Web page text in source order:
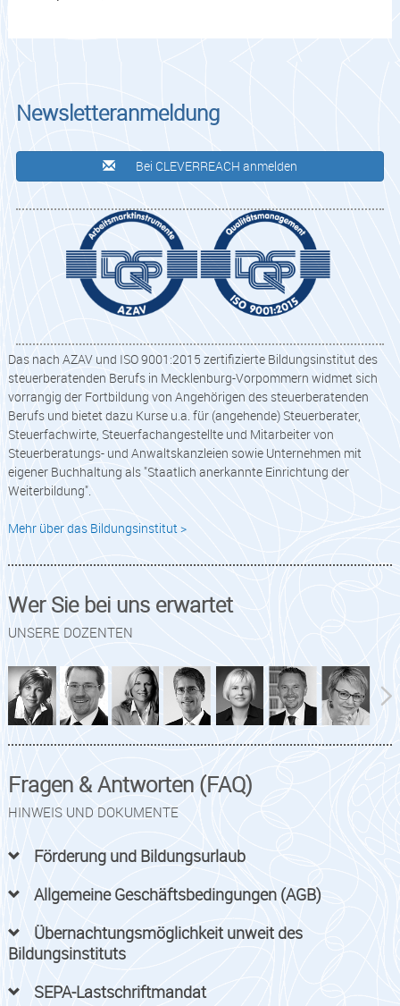
Newsletteranmeldung
Bei CLEVERREACH anmelden
Das nach AZAV und ISO 9001:2015 zertifizierte Bildungsinstitut des
steuerberatenden Berufs in Mecklenburg-Vorpommern widmet sich
vorrangig der Fortbildung von Angehörigen des steuerberatenden
Berufs und bietet dazu Kurse u.a. für (angehende) Steuerberater,
Steuerfachwirte, Steuerfachangestellte und Mitarbeiter von
Steuerberatungs- und Anwaltskanzleien sowie Unternehmen mit
eigener Buchhaltung als "Staatlich anerkannte Einrichtung der
Weiterbildung".
Mehr über das Bildungsinstitut >
Wer Sie bei uns erwartet
UNSERE DOZENTEN
Fragen & Antworten (FAQ)
HINWEIS UND DOKUMENTE
Förderung und Bildungsurlaub
Allgemeine Geschäftsbedingungen (AGB)
Übernachtungsmöglichkeit unweit des
Bildungsinstituts
SEPA-Lastschriftmandat